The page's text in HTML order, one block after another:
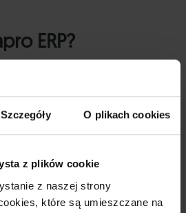
Szczegóły O plikach cookies
z plików cookie
z naszej strony
które są umieszczane na
ERP?
i wymagania dotyczące przetwarzania
zmienić swoje
które będzie zgodne z platformą
wdrożeniach.